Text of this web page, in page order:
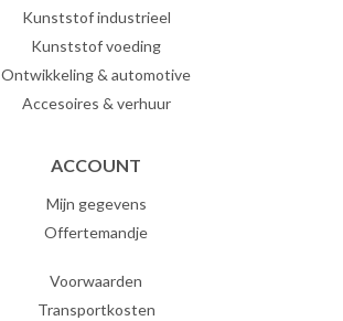
Kunststof industrieel
Kunststof voeding
Ontwikkeling & automotive
Accesoires & verhuur
ACCOUNT
Mijn gegevens
Offertemandje
Voorwaarden
Transportkosten